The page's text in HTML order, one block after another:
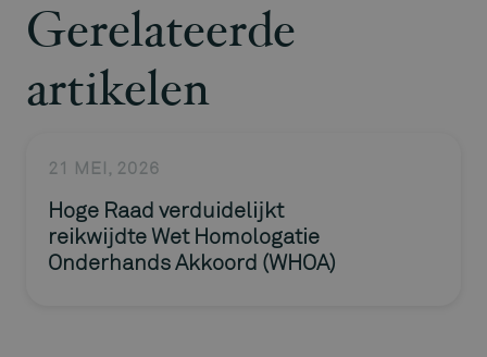
Gerelateerde
artikelen
21 MEI, 2026
Hoge Raad verduidelijkt
reikwijdte Wet Homologatie
Onderhands Akkoord (WHOA)